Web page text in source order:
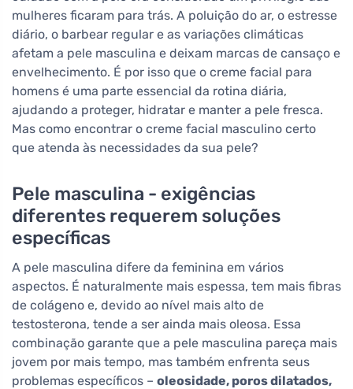
mulheres ficaram para trás. A poluição do ar, o estresse
diário, o barbear regular e as variações climáticas
afetam a pele masculina e deixam marcas de cansaço e
envelhecimento. É por isso que o creme facial para
homens é uma parte essencial da rotina diária,
ajudando a proteger, hidratar e manter a pele fresca.
Mas como encontrar o creme facial masculino certo
que atenda às necessidades da sua pele?
Pele masculina - exigências
diferentes requerem soluções
específicas
A pele masculina difere da feminina em vários
aspectos. É naturalmente mais espessa, tem mais fibras
de colágeno e, devido ao nível mais alto de
testosterona, tende a ser ainda mais oleosa. Essa
combinação garante que a pele masculina pareça mais
jovem por mais tempo, mas também enfrenta seus
problemas específicos – oleosidade, poros dilatados,